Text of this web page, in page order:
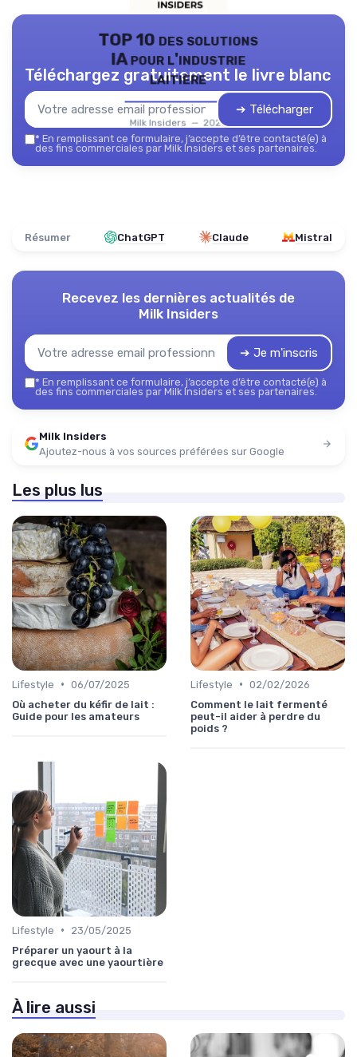
TOP 10 des solutions
IA pour l'industrie
laitière
Milk Insiders — 2026
Téléchargez gratuitement le livre blanc
➔ Télécharger
* En remplissant ce formulaire, j’accepte d’être contacté(e) à
des fins commerciales par Milk Insiders et ses partenaires.
Résumer ChatGPT Claude Mistral
Recevez les dernières actualités de
Milk Insiders
➔ Je m'inscris
* En remplissant ce formulaire, j’accepte d’être contacté(e) à
des fins commerciales par Milk Insiders et ses partenaires.
Milk Insiders
Ajoutez-nous à vos sources préférées sur Google
Les plus lus
Lifestyle • 06/07/2025
Où acheter du kéfir de lait :
Guide pour les amateurs
Lifestyle • 02/02/2026
Comment le lait fermenté
peut-il aider à perdre du
poids ?
Lifestyle •
23/05/2025
Préparer un yaourt à la
grecque avec une yaourtière
À lire aussi